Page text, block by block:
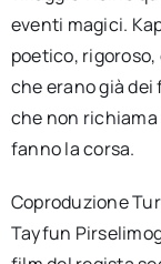
eventi magici.
poetico,
che erano già dei
che non
fanno la corsa.
Coproduzione
Tayfun